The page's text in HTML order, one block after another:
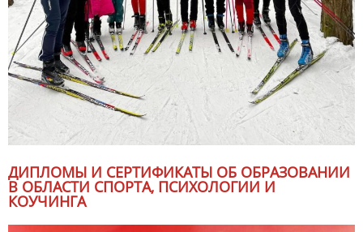
ДИПЛОМЫ И СЕРТИФИКАТЫ ОБ ОБРАЗОВАНИИ
В ОБЛАСТИ СПОРТА, ПСИХОЛОГИИ И
КОУЧИНГА